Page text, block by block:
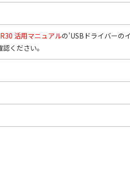
活用マニュアルの'USBドライバーの
ください。